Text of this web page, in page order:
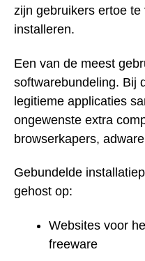
zijn gebruikers ertoe
installeren.
Een van de meest
softwarebundeling. Bij
legitieme applicaties
ongewenste extra
browserkapers,
Gebundelde
gehost op:
Websites voor
freeware